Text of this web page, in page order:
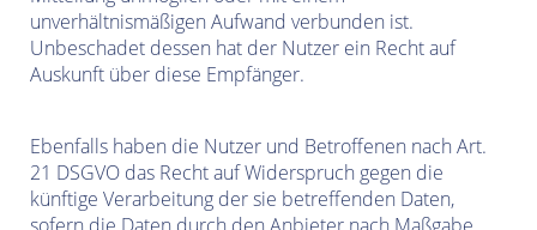
unverhältnismäßigen Aufwand verbunden ist.
Unbeschadet dessen hat der Nutzer ein Recht auf
Auskunft über diese Empfänger.
Ebenfalls haben die Nutzer und Betroffenen nach Art.
21 DSGVO das Recht auf Widerspruch gegen die
künftige Verarbeitung der sie betreffenden Daten,